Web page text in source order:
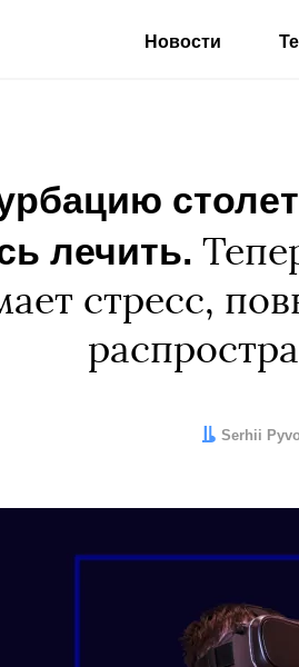
Новости
лечить.
стресс,
Автор:
Serhii